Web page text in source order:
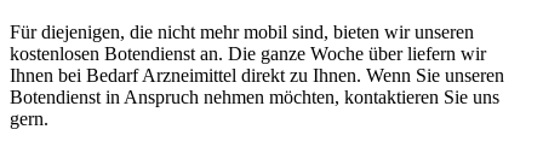
Für die­jeni­gen, die nicht mehr mobil sind, bieten wir unseren
kosten­losen Boten­dienst an. Die ganze Woche über liefern wir
Ihnen bei Bedarf Arznei­mittel direkt zu Ihnen. Wenn Sie unseren
Boten­dienst in Anspruch nehmen möchten, kontak­tieren Sie uns
gern.